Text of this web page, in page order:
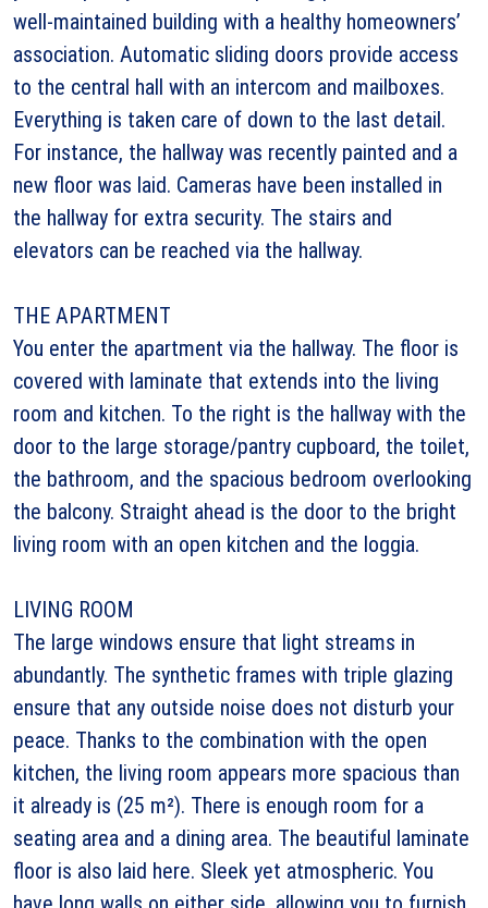
well-maintained building with a healthy homeowners’
association. Automatic sliding doors provide access
to the central hall with an intercom and mailboxes.
Everything is taken care of down to the last detail.
For instance, the hallway was recently painted and a
new floor was laid. Cameras have been installed in
the hallway for extra security. The stairs and
elevators can be reached via the hallway.
THE APARTMENT
You enter the apartment via the hallway. The floor is
covered with laminate that extends into the living
room and kitchen. To the right is the hallway with the
door to the large storage/pantry cupboard, the toilet,
the bathroom, and the spacious bedroom overlooking
the balcony. Straight ahead is the door to the bright
living room with an open kitchen and the loggia.
LIVING ROOM
The large windows ensure that light streams in
abundantly. The synthetic frames with triple glazing
ensure that any outside noise does not disturb your
peace. Thanks to the combination with the open
kitchen, the living room appears more spacious than
it already is (25 m²). There is enough room for a
seating area and a dining area. The beautiful laminate
floor is also laid here. Sleek yet atmospheric. You